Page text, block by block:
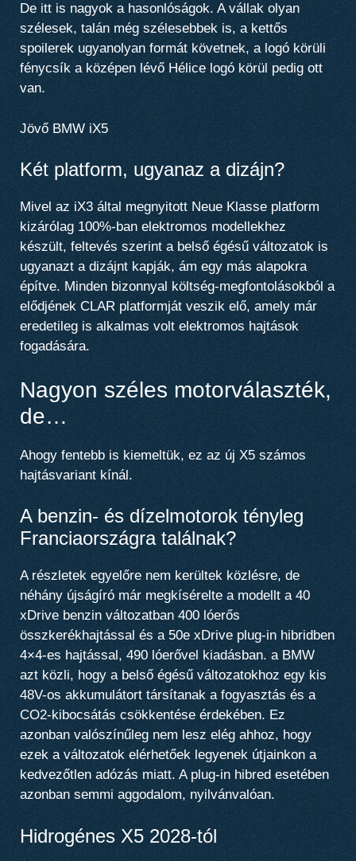
De itt is nagyok a hasonlóságok. A vállak olyan
szélesek, talán még szélesebbek is, a kettős
spoilerek ugyanolyan formát követnek, a logó körüli
fénycsík a középen lévő Hélice logó körül pedig ott
van.
Jövő BMW iX5
Két platform, ugyanaz a dizájn?
Mivel az iX3 által megnyitott Neue Klasse platform
kizárólag 100%-ban elektromos modellekhez
készült, feltevés szerint a belső égésű változatok is
ugyanazt a dizájnt kapják, ám egy más alapokra
építve. Minden bizonnyal költség-megfontolásokból a
elődjének CLAR platformját veszik elő, amely már
eredetileg is alkalmas volt elektromos hajtások
fogadására.
Nagyon széles motorválaszték,
de…
Ahogy fentebb is kiemeltük, ez az új X5 számos
hajtásvariant kínál.
A benzin- és dízelmotorok tényleg
Franciaországra találnak?
A részletek egyelőre nem kerültek közlésre, de
néhány újságíró már megkísérelte a modellt a 40
xDrive benzin változatban 400 lóerős
összkerékhajtással és a 50e xDrive plug-in hibridben
4×4-es hajtással, 490 lóerővel kiadásban. a BMW
azt közli, hogy a belső égésű változatokhoz egy kis
48V-os akkumulátort társítanak a fogyasztás és a
CO2-kibocsátás csökkentése érdekében. Ez
azonban valószínűleg nem lesz elég ahhoz, hogy
ezek a változatok elérhetőek legyenek útjainkon a
kedvezőtlen adózás miatt. A plug-in hibred esetében
azonban semmi aggodalom, nyilvánvalóan.
Hidrogénes X5 2028-tól